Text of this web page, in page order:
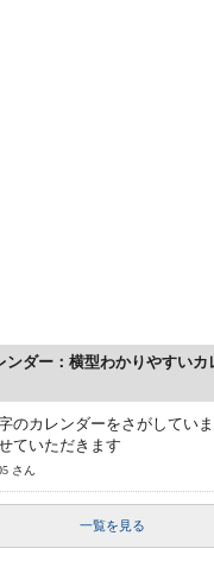
ンダー：横型わかりやすいカ
のカレンダーをさがしてい
ていただきます
さん
一覧を見る